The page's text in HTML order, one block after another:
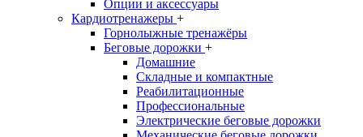
Опции и аксессуары
Кардиотренажеры +
Горнолыжные тренажёры
Беговые дорожки +
Домашние
Складные и компактные
Реабилитационные
Профессиональные
Электрические беговые дорожки